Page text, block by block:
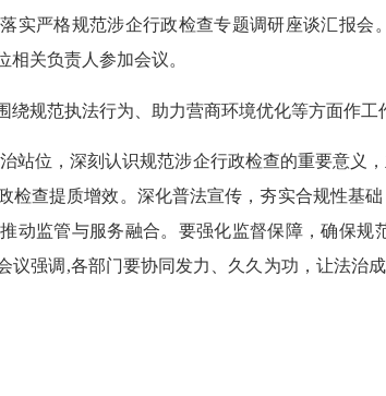
严格规范涉企行政检查专题调研座谈汇报会
相关负责人参加会议。
规范执法行为、助力营商环境优化等方面作工
位，深刻认识规范涉企行政检查的重要意义
检查提质增效。深化普法宣传，夯实合规性基
动监管与服务融合。要强化监督保障，确保
议强调,各部门要协同发力、久久为功，让法治